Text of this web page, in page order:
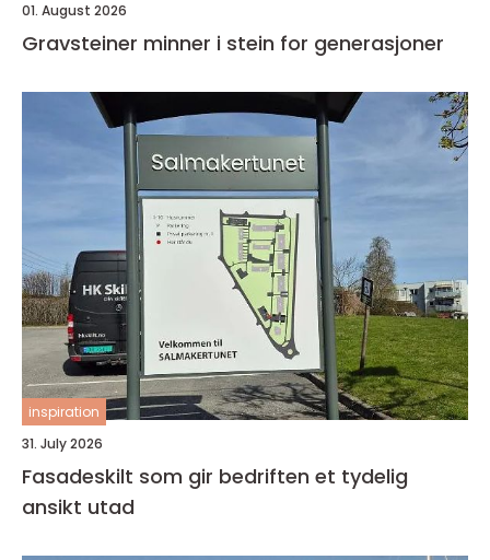
01. August 2026
Gravsteiner minner i stein for generasjoner
inspiration
31. July 2026
Fasadeskilt som gir bedriften et tydelig
ansikt utad